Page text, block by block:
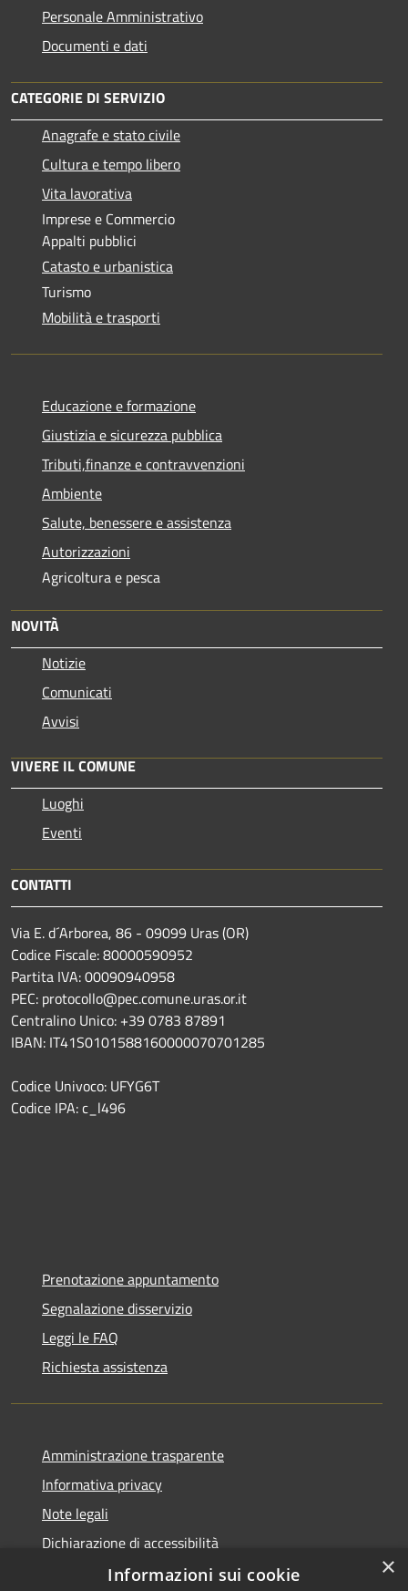
Personale Amministrativo
Documenti e dati
CATEGORIE DI SERVIZIO
Anagrafe e stato civile
Cultura e tempo libero
Vita lavorativa
Imprese e Commercio
Appalti pubblici
Catasto e urbanistica
Turismo
Mobilità e trasporti
Educazione e formazione
Giustizia e sicurezza pubblica
Tributi,finanze e contravvenzioni
Ambiente
Salute, benessere e assistenza
Autorizzazioni
Agricoltura e pesca
NOVITÀ
Notizie
Comunicati
Avvisi
VIVERE IL COMUNE
Luoghi
Eventi
CONTATTI
Via E. d´Arborea, 86 - 09099 Uras (OR)
Codice Fiscale: 80000590952
Partita IVA: 00090940958
PEC: protocollo@pec.comune.uras.or.it
Centralino Unico: +39 0783 87891
IBAN: IT41S0101588160000070701285
Codice Univoco: UFYG6T
Codice IPA: c_l496
Prenotazione appuntamento
Segnalazione disservizio
Leggi le FAQ
Richiesta assistenza
Amministrazione trasparente
Informativa privacy
Note legali
Dichiarazione di accessibilità
×
Informazioni sui cookie